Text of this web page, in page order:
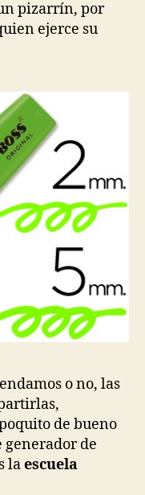
pizarrín, por
ejerce su
o no, las
de bueno
generador de
laescuela